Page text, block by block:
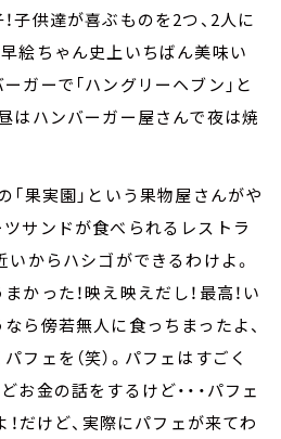
子供達が喜ぶものを2つ、2人に
絵ちゃん史上いちばん美味い
ガーで「ハングリーヘブン」と
はハンバーガー屋さんで夜は焼
「果実園」という果物屋さんがや
サンドが食べられるレストラ
いからハシゴができるわけよ。
かった！映え映えだし！最高！い
ら傍若無人に食っちまったよ、
フェを（笑）。パフェはすごく
お金の話をするけど・・・パフェ
だけど、実際にパフェが来てわ